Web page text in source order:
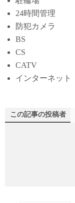
24時間管理
防犯カメラ
BS
CS
CATV
インターネット
この記事の投稿者